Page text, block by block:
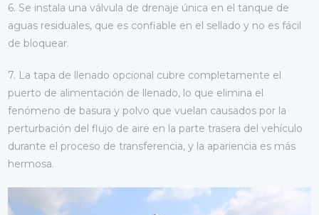
6. Se instala una válvula de drenaje única en el tanque de
aguas residuales, que es confiable en el sellado y no es fácil
de bloquear.
7. La tapa de llenado opcional cubre completamente el
puerto de alimentación de llenado, lo que elimina el
fenómeno de basura y polvo que vuelan causados por la
perturbación del flujo de aire en la parte trasera del vehículo
durante el proceso de transferencia, y la apariencia es más
hermosa.